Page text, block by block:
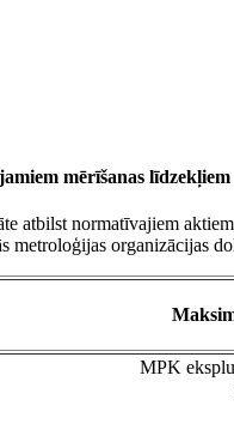
mērīšanas
atbilst normatīvajiem
metroloģijas organizācijas
MPK